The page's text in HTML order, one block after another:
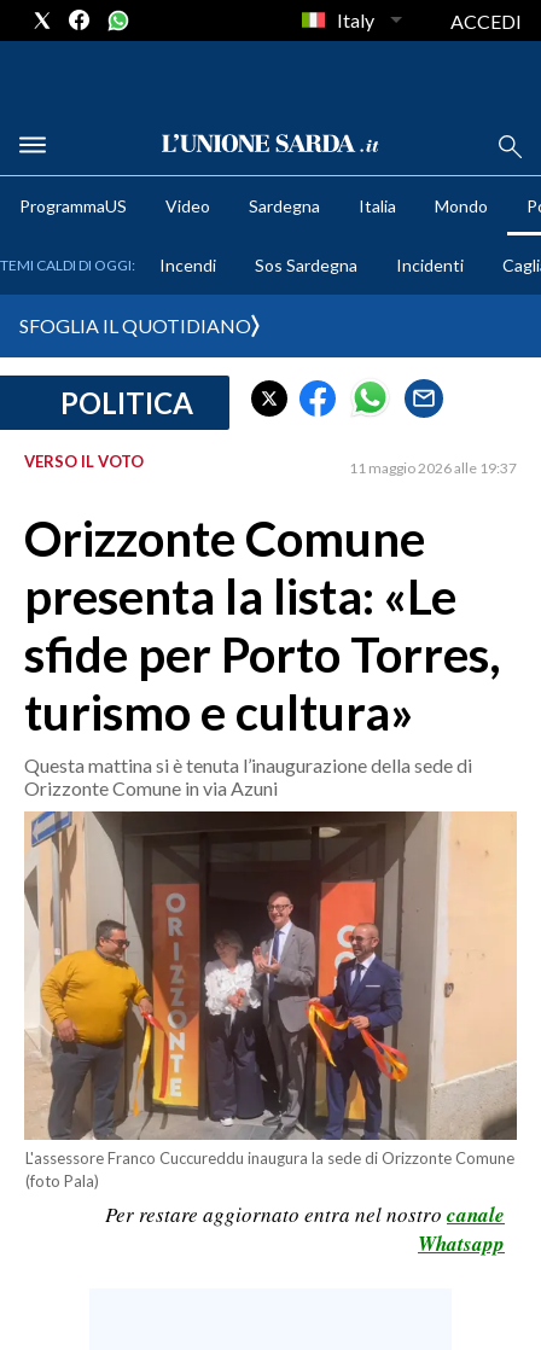
METEO
CRONACA SARDEGNA
MEDIO CAMPIDANO
ORISTANO E PROVINCIA
SASSARI E PROVINCIA
GALLURA
NUORO E PROVINCIA
OGLIASTRA
AGENDA
CRONACA
ITALIA
MONDO
POLITICA
ECONOMIA
SERVIZI ALLE IMPRESE
LAVORO
BANDI
SPORT IN SARDEGNA
Italy ACCEDI
ProgrammaUS Video Sardegna Italia Mondo
TEMI CALDI DI OGGI: Incendi Sos Sardegna Incidenti
SFOGLIA IL QUOTIDIANO
POLITICA
VERSO IL VOTO 11 maggio 2026 alle 19:37
Orizzonte Comune
presenta la lista: «Le
sfide per Porto Torres,
turismo e cultura»
Questa mattina si è tenuta l’inaugurazione della sede di
Orizzonte Comune in via Azuni
L'assessore Franco Cuccureddu inaugura la sede di Orizzonte Comune
(foto Pala)
Per restare aggiornato entra nel nostro canale
Whatsapp